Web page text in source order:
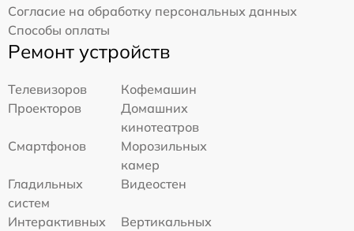
Согласие на обработку персональных данных
Способы оплаты
Ремонт устройств
Телевизоров
Кофемашин
Проекторов
Домашних
кинотеатров
Смартфонов
Морозильных
камер
Гладильных
систем
Видеостен
Интерактивных
Вертикальных